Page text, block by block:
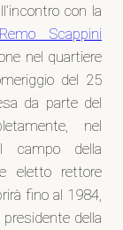
con la
Remo Scappini
nel quartiere
del 25
da parte del
nel
campo della
eletto rettore
fino al 1984,
della